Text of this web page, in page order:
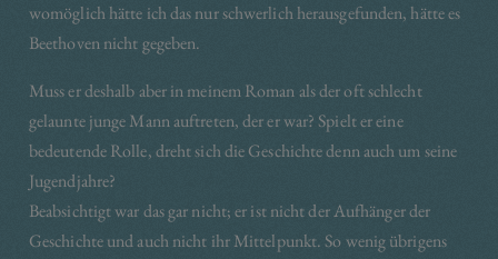
womöglich hätte ich das nur schwerlich herausgefunden, hätte es
Beethoven nicht gegeben.
Muss er deshalb aber in meinem Roman als der oft schlecht
gelaunte junge Mann auftreten, der er war? Spielt er eine
bedeutende Rolle, dreht sich die Geschichte denn auch um seine
Jugendjahre?
Beabsichtigt war das gar nicht; er ist nicht der Aufhänger der
Geschichte und auch nicht ihr Mittelpunkt. So wenig übrigens